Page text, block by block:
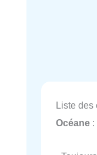
Liste des
Océane :